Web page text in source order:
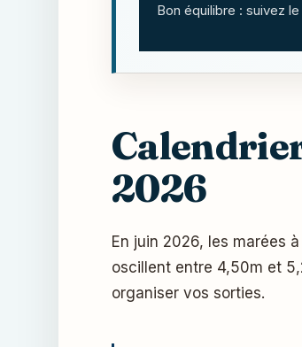
Bon équilibre : suivez
2026
En juin 2026, les marées
oscillent entre 4,50m et
organiser vos sorties.